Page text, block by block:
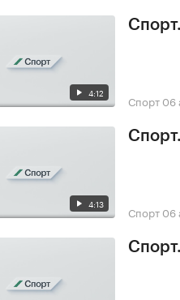
4:12 Спорт 06
4:13 Спорт 06